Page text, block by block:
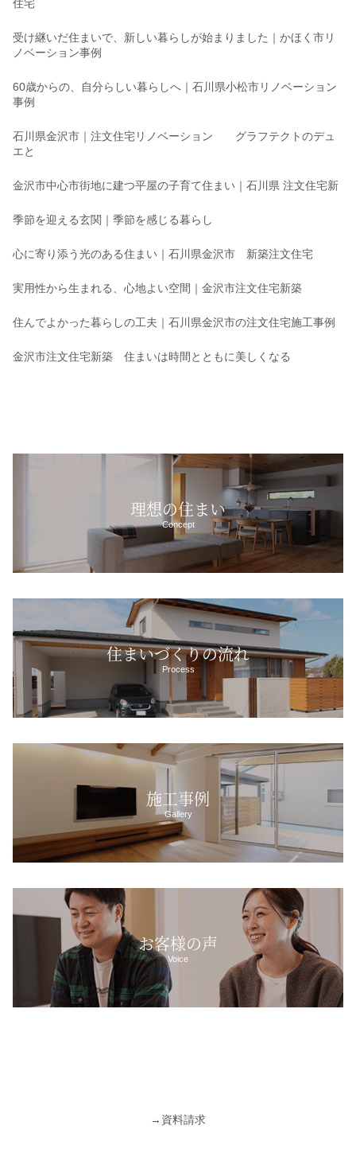
住宅
受け継いだ住まいで、新しい暮らしが始まりました｜かほく市リ
ノベーション事例
60歳からの、自分らしい暮らしへ｜石川県小松市リノベーション
事例
石川県金沢市｜注文住宅リノベーション グラフテクトのデュ
エと
金沢市中心市街地に建つ平屋の子育て住まい｜石川県 注文住宅新
季節を迎える玄関｜季節を感じる暮らし
心に寄り添う光のある住まい｜石川県金沢市 新築注文住宅
実用性から生まれる、心地よい空間｜金沢市注文住宅新築
住んでよかった暮らしの工夫｜石川県金沢市の注文住宅施工事例
金沢市注文住宅新築 住まいは時間とともに美しくなる
理想の住まい
Concept
住まいづくりの流れ
Process
施工事例
Gallery
お客様の声
Voice
→ 資料請求